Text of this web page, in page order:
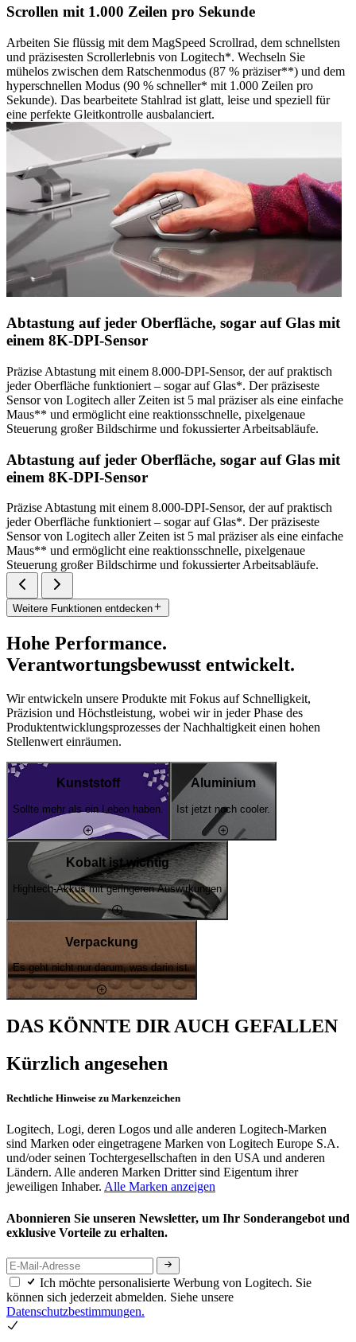
Scrollen mit 1.000 Zeilen pro Sekunde
Arbeiten Sie flüssig mit dem MagSpeed Scrollrad, dem schnellsten
und präzisesten Scrollerlebnis von Logitech*. Wechseln Sie
mühelos zwischen dem Ratschenmodus (87 % präziser**) und dem
hyperschnellen Modus (90 % schneller* mit 1.000 Zeilen pro
Sekunde). Das bearbeitete Stahlrad ist glatt, leise und speziell für
eine perfekte Gleitkontrolle ausbalanciert.
Abtastung auf jeder Oberfläche, sogar auf Glas mit
einem 8K-DPI-Sensor
Präzise Abtastung mit einem 8.000-DPI-Sensor, der auf praktisch
jeder Oberfläche funktioniert – sogar auf Glas*. Der präziseste
Sensor von Logitech aller Zeiten ist 5 mal präziser als eine einfache
Maus** und ermöglicht eine reaktionsschnelle, pixelgenaue
Steuerung großer Bildschirme und fokussierter Arbeitsabläufe.
Abtastung auf jeder Oberfläche, sogar auf Glas mit
einem 8K-DPI-Sensor
Präzise Abtastung mit einem 8.000-DPI-Sensor, der auf praktisch
jeder Oberfläche funktioniert – sogar auf Glas*. Der präziseste
Sensor von Logitech aller Zeiten ist 5 mal präziser als eine einfache
Maus** und ermöglicht eine reaktionsschnelle, pixelgenaue
Steuerung großer Bildschirme und fokussierter Arbeitsabläufe.
Weitere Funktionen entdecken
Hohe Performance.
Verantwortungsbewusst entwickelt.
Wir entwickeln unsere Produkte mit Fokus auf Schnelligkeit,
Präzision und Höchstleistung, wobei wir in jeder Phase des
Produktentwicklungsprozesses der Nachhaltigkeit einen hohen
Stellenwert einräumen.
Kunststoff
Sollte mehr als ein Leben haben.
Aluminium
Ist jetzt noch cooler.
Kobalt ist wichtig
Hightech-Akkus mit geringeren Auswirkungen
Verpackung
Es geht nicht nur darum, was darin ist.
DAS KÖNNTE DIR AUCH GEFALLEN
Kürzlich angesehen
Rechtliche Hinweise zu Markenzeichen
Logitech, Logi, deren Logos und alle anderen Logitech-Marken
sind Marken oder eingetragene Marken von Logitech Europe S.A.
und/oder seinen Tochtergesellschaften in den USA und anderen
Ländern. Alle anderen Marken Dritter sind Eigentum ihrer
jeweiligen Inhaber. Alle Marken anzeigen
Abonnieren Sie unseren Newsletter, um Ihr Sonderangebot und
exklusive Vorteile zu erhalten.
Ich möchte personalisierte Werbung von Logitech. Sie
können sich jederzeit abmelden. Siehe unsere
Datenschutzbestimmungen.